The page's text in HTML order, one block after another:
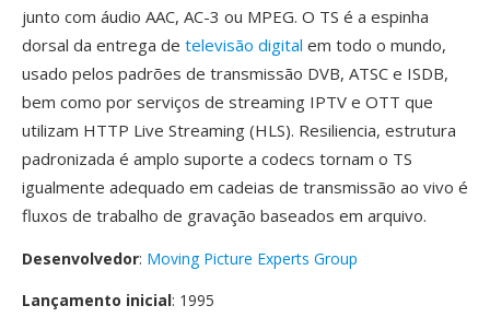
junto com áudio AAC, AC-3 ou MPEG. O TS é a espinha
dorsal da entrega de televisão digital em todo o mundo,
usado pelos padrões de transmissão DVB, ATSC e ISDB,
bem como por serviços de streaming IPTV e OTT que
utilizam HTTP Live Streaming (HLS). Resiliencia, estrutura
padronizada é amplo suporte a codecs tornam o TS
igualmente adequado em cadeias de transmissão ao vivo é
fluxos de trabalho de gravação baseados em arquivo.
Desenvolvedor: Moving Picture Experts Group
Lançamento inicial: 1995